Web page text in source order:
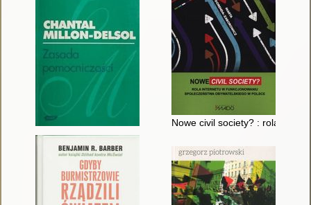
Nowe civil society? : rola